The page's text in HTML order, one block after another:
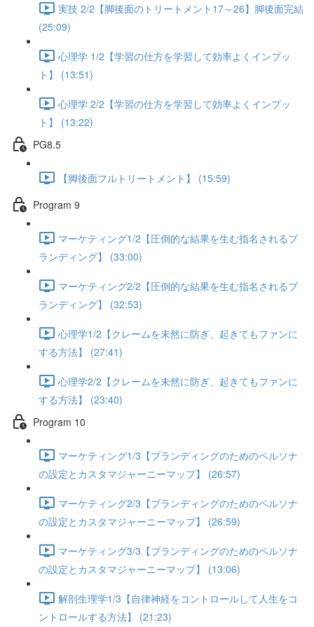
実技 2/2【脚後面のトリートメント17～26】脚後面完結
(25:09)
心理学 1/2【学習の仕方を学習して効率よくインプッ
ト】 (13:51)
心理学 2/2【学習の仕方を学習して効率よくインプッ
ト】 (13:22)
PG8.5
【脚後面フルトリートメント】 (15:59)
Program 9
マーケティング1/2【圧倒的な結果を生む指名されるブ
ランディング】 (33:00)
マーケティング2/2【圧倒的な結果を生む指名されるブ
ランディング】 (32:53)
心理学1/2【クレームを未然に防ぎ、起きてもファンに
する方法】 (27:41)
心理学2/2【クレームを未然に防ぎ、起きてもファンに
する方法】 (23:40)
Program 10
マーケティング1/3【ブランディングのためのペルソナ
の設定とカスタマジャーニーマップ】 (26:57)
マーケティング2/3【ブランディングのためのペルソナ
の設定とカスタマジャーニーマップ】 (26:59)
マーケティング3/3【ブランディングのためのペルソナ
の設定とカスタマジャーニーマップ】 (13:06)
解剖生理学1/3【自律神経をコントロールして人生をコ
ントロールする方法】 (21:23)